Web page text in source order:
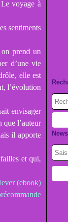
voyage à
sentiments
prend un
d’une vie
elle est
l’évolution
envisager
que l’auteur
il apporte
et qui,
(ebook)